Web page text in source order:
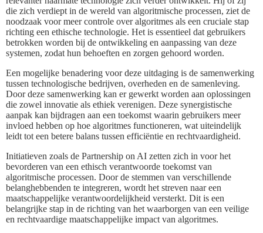
die zich verdiept in de wereld van algoritmische processen, ziet de
noodzaak voor meer controle over algoritmes als een cruciale stap
richting een ethische technologie. Het is essentieel dat gebruikers
betrokken worden bij de ontwikkeling en aanpassing van deze
systemen, zodat hun behoeften en zorgen gehoord worden.
Een mogelijke benadering voor deze uitdaging is de samenwerking
tussen technologische bedrijven, overheden en de samenleving.
Door deze samenwerking kan er gewerkt worden aan oplossingen
die zowel innovatie als ethiek verenigen. Deze synergistische
aanpak kan bijdragen aan een toekomst waarin gebruikers meer
invloed hebben op hoe algoritmes functioneren, wat uiteindelijk
leidt tot een betere balans tussen efficiëntie en rechtvaardigheid.
Initiatieven zoals de Partnership on AI zetten zich in voor het
bevorderen van een ethisch verantwoorde toekomst van
algoritmische processen. Door de stemmen van verschillende
belanghebbenden te integreren, wordt het streven naar een
maatschappelijke verantwoordelijkheid versterkt. Dit is een
belangrijke stap in de richting van het waarborgen van een veilige
en rechtvaardige maatschappelijke impact van algoritmes.